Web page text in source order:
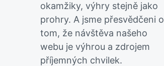
okamžiky, výhry stejně jako
prohry. A jsme přesvědčeni o
tom, že návštěva našeho
webu je výhrou a zdrojem
příjemných chvilek.